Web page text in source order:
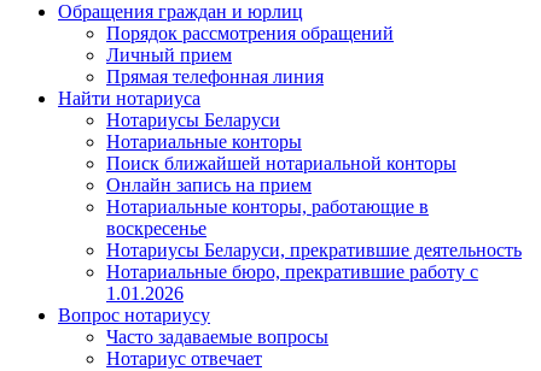
Обращения граждан и юрлиц
Порядок рассмотрения обращений
Личный прием
Прямая телефонная линия
Найти нотариуса
Нотариусы Беларуси
Нотариальные конторы
Поиск ближайшей нотариальной конторы
Онлайн запись на прием
Нотариальные конторы, работающие в
воскресенье
Нотариусы Беларуси, прекратившие деятельность
Нотариальные бюро, прекратившие работу с
1.01.2026
Вопрос нотариусу
Часто задаваемые вопросы
Нотариус отвечает